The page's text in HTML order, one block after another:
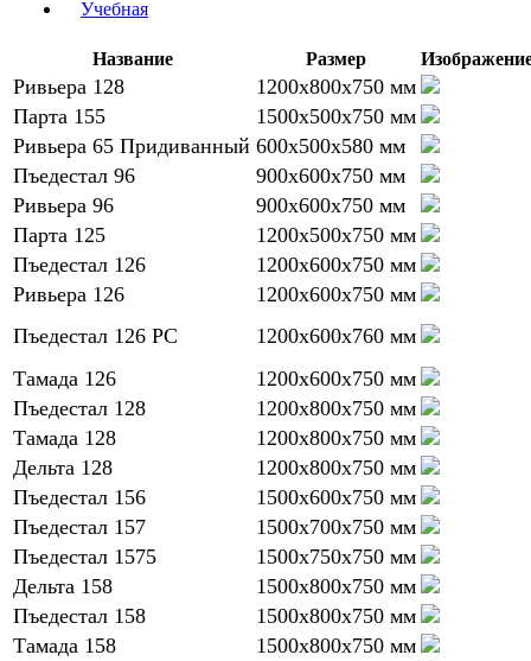
Учебная
Название Размер
Ривьера 128
1200х800х750 мм
Парта 155
1500х500х750 мм
Ривьера 65 Придиванный 600х500х580 мм
Пъедестал 96
900х600х750 мм
Ривьера 96
900х600х750 мм
Парта 125
1200х500х750 мм
Пъедестал 126
1200х600х750 мм
Ривьера 126
1200х600х750 мм
Пъедестал 126 РС
1200х600х760 мм
Тамада 126
1200х600х750 мм
Пъедестал 128
1200х800х750 мм
Тамада 128
1200х800х750 мм
Дельта 128
1200х800х750 мм
Пъедестал 156
1500х600х750 мм
Пъедестал 157
1500х700х750 мм
Пъедестал 1575
1500х750х750 мм
Дельта 158
1500х800х750 мм
Пъедестал 158
1500х800х750 мм
Тамада 158
1500х800х750 мм